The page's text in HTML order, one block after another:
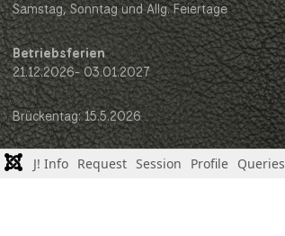
Samstag, Sonntag und Allg. Feiertage
Betriebsferien
21.12.2026- 03.01.2027
Brückentag: 15.5.2026
J! Info Request Session Profile Queries